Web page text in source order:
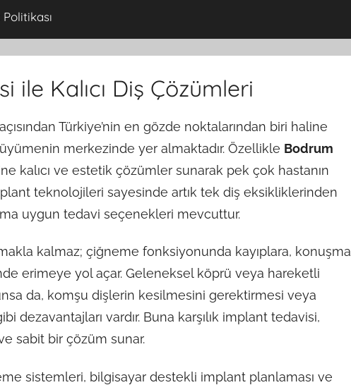
ile Kalıcı Diş Çözümleri
Türkiye’nin en gözde noktalarından biri haline
merkezinde yer almaktadır. Özellikle Bodrum
kalıcı ve estetik çözümler sunarak pek çok hastanın
teknolojileri sayesinde artık tek diş eksikliklerinden
uygun tedavi seçenekleri mevcuttur.
kalmaz; çiğneme fonksiyonunda kayıplara, konuşma
erimeye yol açar. Geleneksel köprü veya hareketli
da, komşu dişlerin kesilmesini gerektirmesi veya
dezavantajları vardır. Buna karşılık implant tedavisi,
sabit bir çözüm sunar.
sistemleri, bilgisayar destekli implant planlaması ve